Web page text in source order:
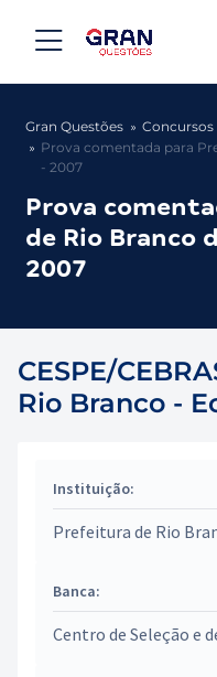
Gran Questões Concursos
Prova comentada para
- 2007
Prova
de Rio Branco
2007
CESPE/
Rio Branco -
Instituição:
Prefeitura de Rio
Banca:
Centro de Seleção e